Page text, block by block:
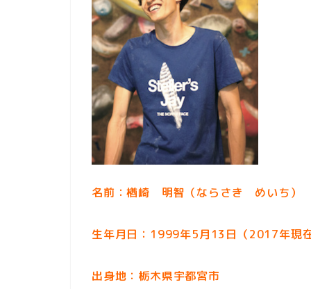
名前：楢崎 明智（ならさき めいち）
生年月日：1999年5月13日（2017年現
出身地：栃木県宇都宮市